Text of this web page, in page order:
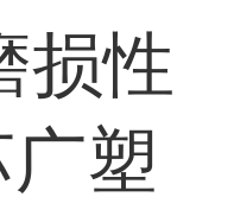
损性
塑